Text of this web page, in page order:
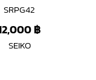
SRPG42
฿
SEIKO